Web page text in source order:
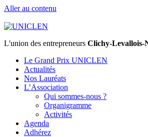
Aller au contenu
L'union des entrepreneurs Clichy-Levallois-
Le Grand Prix UNICLEN
Actualités
Nos Lauréats
L’Association
Qui sommes-nous ?
Organigramme
Activités
Agenda
Adhérez